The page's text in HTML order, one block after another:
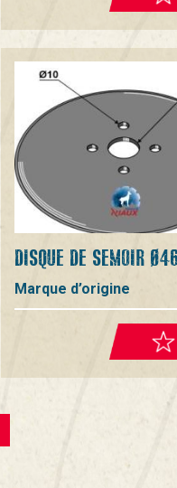
DISQUE DE SEMOIR
Marque d’origine